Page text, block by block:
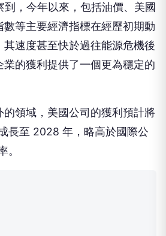
，今年以來，包括油價、美國
等主要經濟指標在經歷初期動
速度甚至快於過往能源危機後
的獲利提供了一個更為穩定的
的領域，美國公司的獲利預計將
長至 2028 年，略高於國際公
。